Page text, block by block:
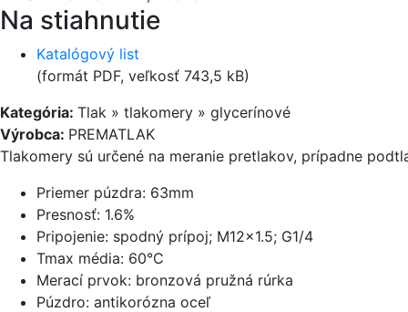
Na stiahnutie
Katalógový list
(formát PDF, veľkosť 743,5 kB)
Kategória: Tlak » tlakomery » glycerínové
Výrobca: PREMATLAK
Tlakomery sú určené na meranie pretlakov, prípadne
Priemer púzdra: 63mm
Presnosť: 1.6%
Pripojenie: spodný prípoj; M12×1.5; G1/4
Tmax média: 60°C
Merací prvok: bronzová pružná rúrka
Púzdro: antikorózna oceľ